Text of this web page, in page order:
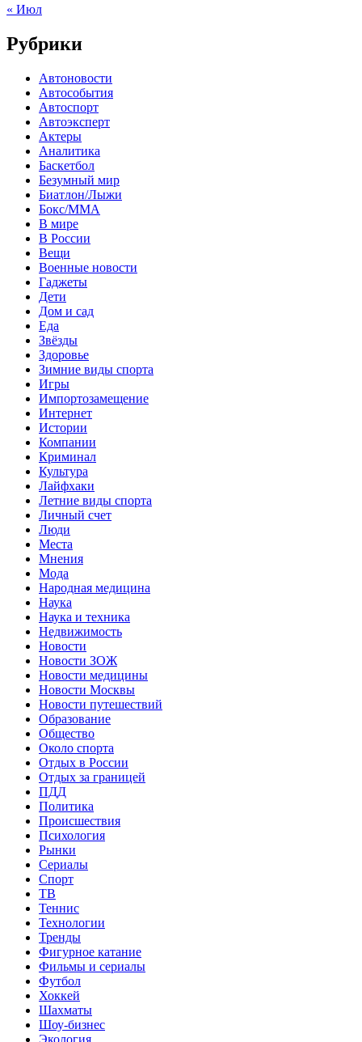
« Июл
Рубрики
Автоновости
Автособытия
Автоспорт
Автоэксперт
Актеры
Аналитика
Баскетбол
Безумный мир
Биатлон/Лыжи
Бокс/MMA
В мире
В России
Вещи
Военные новости
Гаджеты
Дети
Дом и сад
Еда
Звёзды
Здоровье
Зимние виды спорта
Игры
Импортозамещение
Интернет
Истории
Компании
Криминал
Культура
Лайфхаки
Летние виды спорта
Личный счет
Люди
Места
Мнения
Мода
Народная медицина
Наука
Наука и техника
Недвижимость
Новости
Новости ЗОЖ
Новости медицины
Новости Москвы
Новости путешествий
Образование
Общество
Около спорта
Отдых в России
Отдых за границей
ПДД
Политика
Происшествия
Психология
Рынки
Сериалы
Спорт
ТВ
Теннис
Технологии
Тренды
Фигурное катание
Фильмы и сериалы
Футбол
Хоккей
Шахматы
Шоу-бизнес
Экология